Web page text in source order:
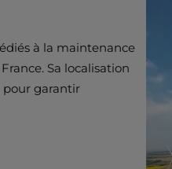
à la maintenance
Sa localisation
pour garantir